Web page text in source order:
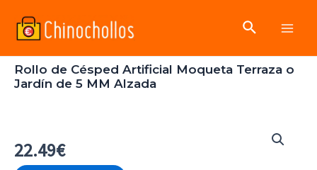
Buscar
Rollo de Césped Artificial Moqueta Terraza o
Jardín de 5 MM Alzada
22.49€